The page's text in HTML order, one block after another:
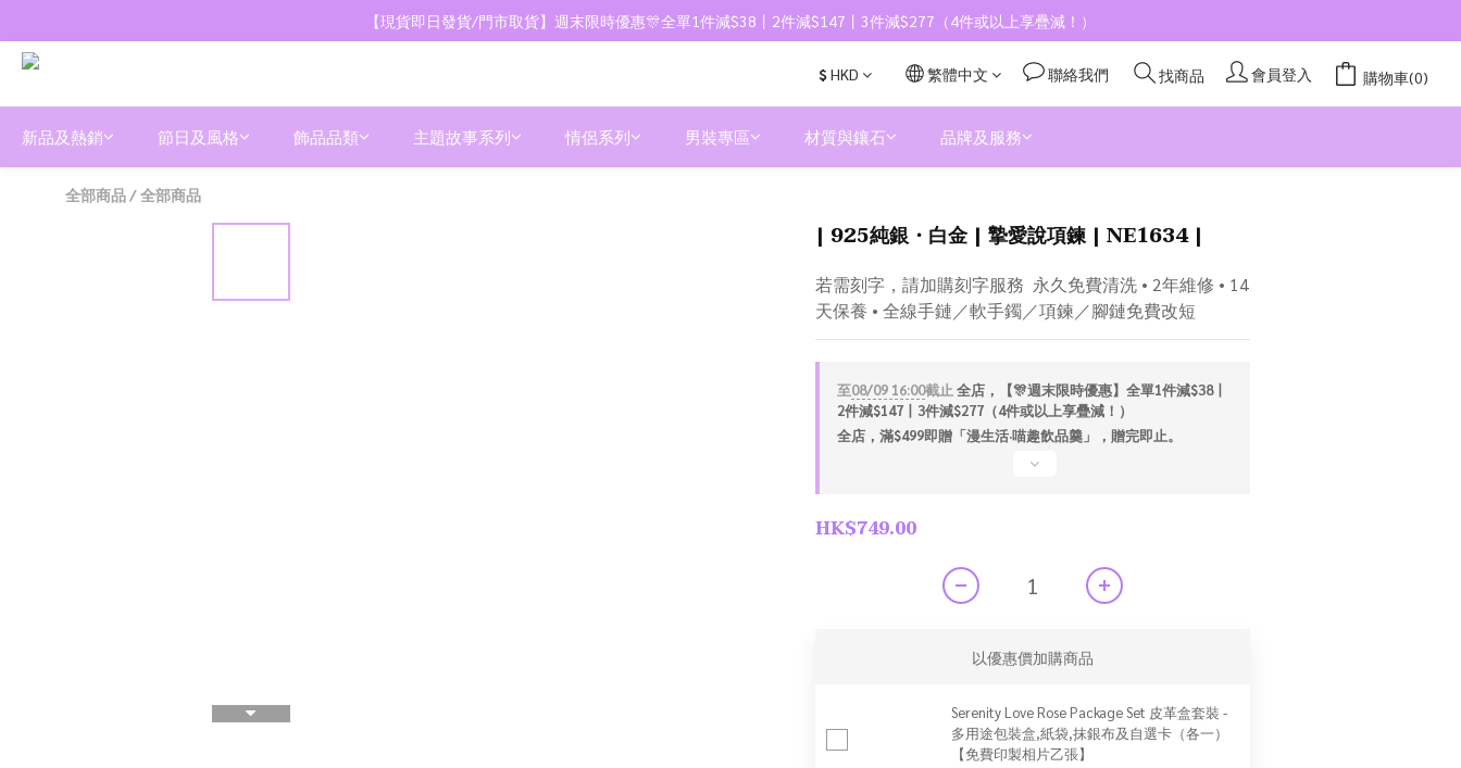
【現貨即日發貨/門市取貨】週末限時優惠🎊全單1件減$38丨2件減$147丨3件減$277（4件或以上享疊減！）
$HKD 繁體中文 聯絡我們 找商品 會員登入 購物車(0)
新品及熱銷 節日及風格 飾品品類 主題故事系列 情侶系列 男裝專區 材質與鑲石 品牌及服務
全部商品/全部商品
| 925純銀・白金 | 摯愛說項鍊 | NE1634 |
若需刻字，請加購刻字服務  永久免費清洗 • 2年維修 • 14
天保養 • 全線手鏈／軟手鐲／項鍊／腳鏈免費改短
至08/09 16:00截止 全店，【🎊週末限時優惠】全單1件減$38丨
2件減$147丨3件減$277（4件或以上享疊減！）
全店，滿$499即贈「漫生活·喵趣飲品羹」，贈完即止。
HK$749.00
以優惠價加購商品
Serenity Love Rose Package Set 皮革盒套裝 -
多用途包裝盒,紙袋,抹銀布及自選卡（各一）
【免費印製相片乙張】